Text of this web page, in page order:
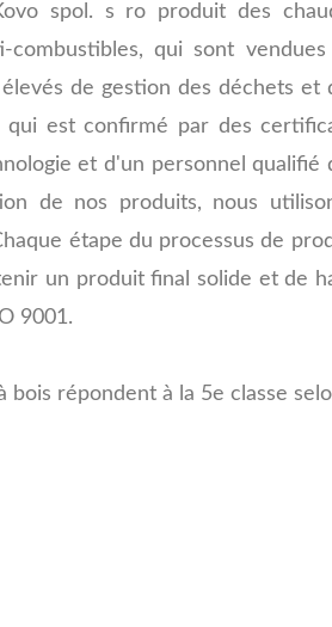
spol. s ro produit des
combustibles, qui sont
de gestion des déchets
qui est confirmé par des
et d'un personnel qualifié
de nos produits, nous
étape du processus de
un produit final solide et de
9001.
bois répondent à la 5e classe